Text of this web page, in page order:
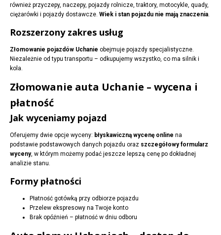
również przyczepy, naczepy, pojazdy rolnicze, traktory, motocykle, quady,
ciężarówki i pojazdy dostawcze. Wiek i stan pojazdu nie mają znaczenia.
Rozszerzony zakres usług
Złomowanie pojazdów Uchanie obejmuje pojazdy specjalistyczne.
Niezależnie od typu transportu – odkupujemy wszystko, co ma silnik i
kola.
Złomowanie auta Uchanie – wycena i
płatność
Jak wyceniamy pojazd
Oferujemy dwie opcje wyceny: błyskawiczną wycenę online na
podstawie podstawowych danych pojazdu oraz szczegółowy formularz
wyceny, w którym możemy podać jeszcze lepszą cenę po dokładnej
analizie stanu.
Formy płatności
Płatność gotówką przy odbiorze pojazdu
Przelew ekspresowy na Twoje konto
Brak opóźnień – płatność w dniu odboru